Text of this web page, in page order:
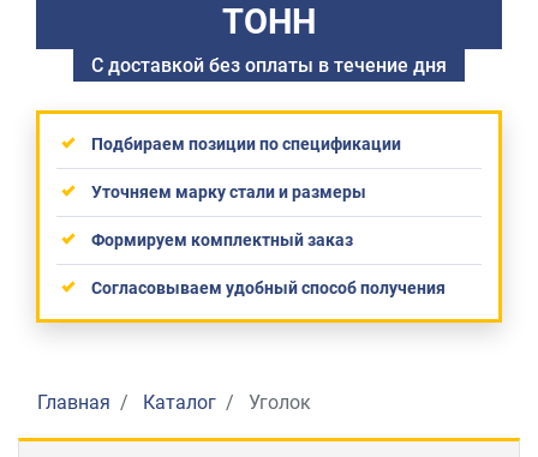
ТОНН
С доставкой без оплаты в течение дня
Подбираем позиции по спецификации
Уточняем марку стали и размеры
Формируем комплектный заказ
Согласовываем удобный способ получения
Главная Каталог Уголок